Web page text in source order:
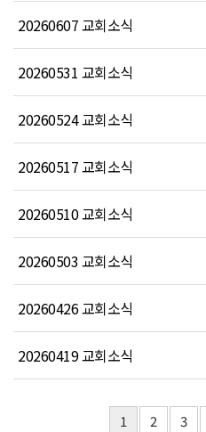
20260607 교회소식
20260531 교회소식
20260524 교회소식
20260517 교회소식
20260510 교회소식
20260503 교회소식
20260426 교회소식
20260419 교회소식
1 2 3